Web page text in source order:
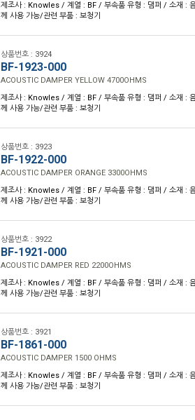
제조사 : Knowles / 계열 : BF / 부속품 유형 : 댐퍼 / 소재 :
께 사용 가능/관련 부품 : 보청기
상품번호 : 3924
BF-1923-000
ACOUSTIC DAMPER YELLOW 4700OHMS
제조사 : Knowles / 계열 : BF / 부속품 유형 : 댐퍼 / 소재 :
께 사용 가능/관련 부품 : 보청기
상품번호 : 3923
BF-1922-000
ACOUSTIC DAMPER ORANGE 3300OHMS
제조사 : Knowles / 계열 : BF / 부속품 유형 : 댐퍼 / 소재 :
께 사용 가능/관련 부품 : 보청기
상품번호 : 3922
BF-1921-000
ACOUSTIC DAMPER RED 2200OHMS
제조사 : Knowles / 계열 : BF / 부속품 유형 : 댐퍼 / 소재 :
께 사용 가능/관련 부품 : 보청기
상품번호 : 3921
BF-1861-000
ACOUSTIC DAMPER 1500 OHMS
제조사 : Knowles / 계열 : BF / 부속품 유형 : 댐퍼 / 소재 :
께 사용 가능/관련 부품 : 보청기